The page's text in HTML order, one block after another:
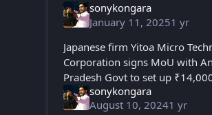
sonykongara
January 11, 20251 yr
Japanese firm Yitoa Micro
Corporation signs MoU with
Pradesh Govt to set up
semiconductor plant at
Industrial Park, Kurnool
sonykongara
August 10, 20241 yr